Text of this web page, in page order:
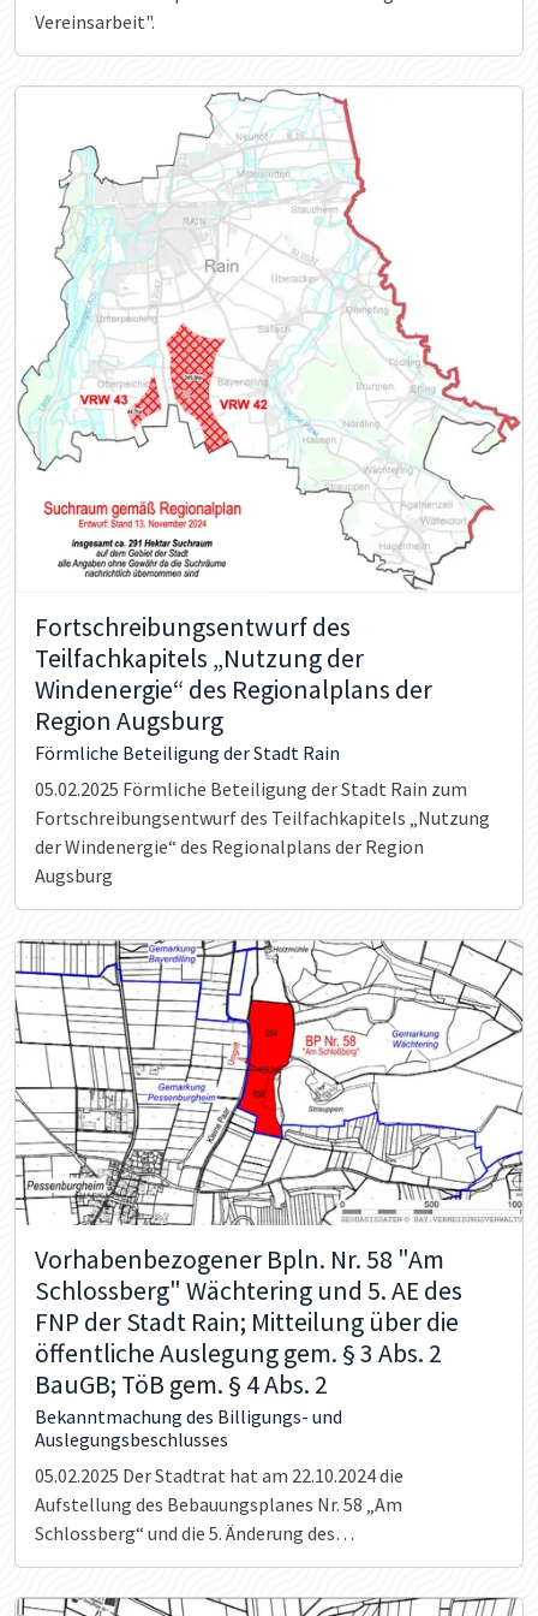
Vereinsarbeit".
Fortschreibungsentwurf des
Teilfachkapitels „Nutzung der
Windenergie“ des Regionalplans der
Region Augsburg
Förmliche Beteiligung der Stadt Rain
05.02.2025 Förmliche Beteiligung der Stadt Rain zum
Fortschreibungsentwurf des Teilfachkapitels „Nutzung
der Windenergie“ des Regionalplans der Region
Augsburg
Vorhabenbezogener Bpln. Nr. 58 "Am
Schlossberg" Wächtering und 5. AE des
FNP der Stadt Rain; Mitteilung über die
öffentliche Auslegung gem. § 3 Abs. 2
BauGB; TöB gem. § 4 Abs. 2
Bekanntmachung des Billigungs- und
Auslegungsbeschlusses
05.02.2025 Der Stadtrat hat am 22.10.2024 die
Aufstellung des Bebauungsplanes Nr. 58 „Am
Schlossberg“ und die 5. Änderung des
Flächennutzungsplanes beschlossen. Die
eingegangenen Stellungnahmen Träger öffentlicher